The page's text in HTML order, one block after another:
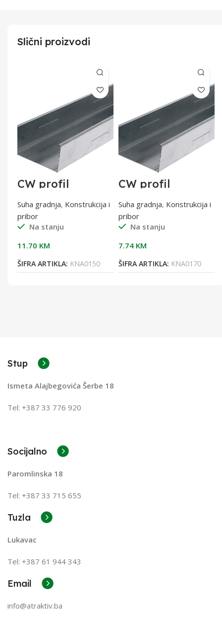
Slični proizvodi
CW profil
100/4000
Suha gradnja, Konstrukcija i
pribor
Na stanju
11.70 KM
ŠIFRA ARTIKLA: KNA0150
CW profil
50/3500,6 mm
Suha gradnja, Konstrukcija i
pribor
Na stanju
7.74 KM
ŠIFRA ARTIKLA: KNA0170
Stup
Ismeta Alajbegovića Šerbe 18
Tel: +387 33 776 920
Socijalno
Paromlinska 18
Tel: +387 33 715 655
Tuzla
Lukavac
Tel: +387 61 944 343
Email
info@atraktiv.ba